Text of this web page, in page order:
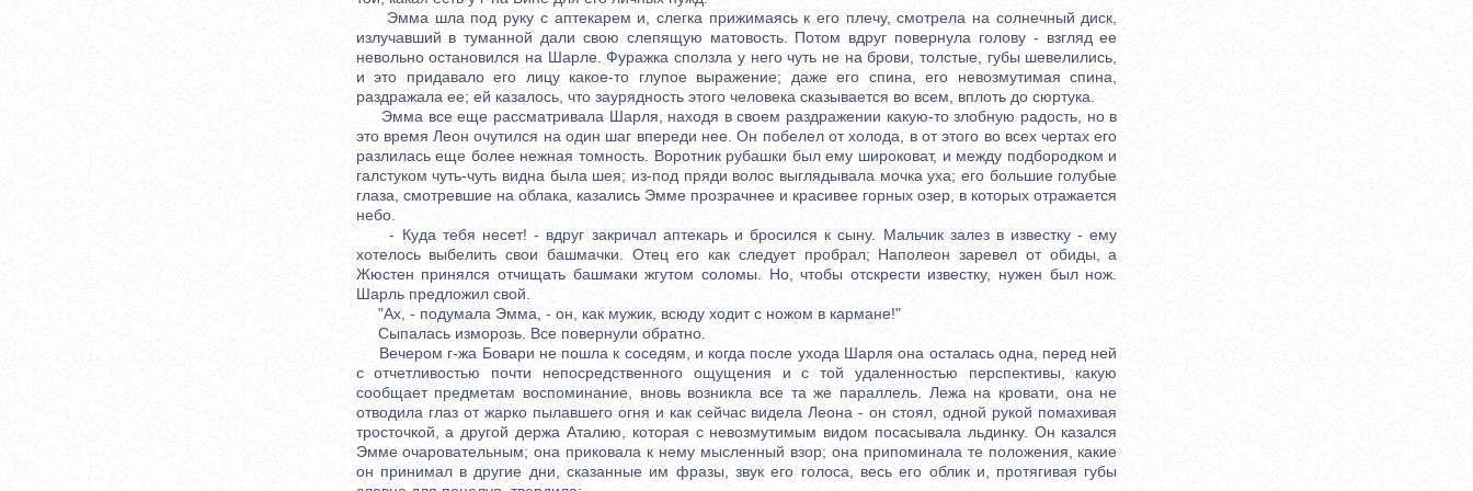
Эмма шла под руку с аптекарем и, слегка прижимаясь к его плечу, смотрела на солнечный диск,
излучавший в туманной дали свою слепящую матовость. Потом вдруг повернула голову - взгляд ее
невольно остановился на Шарле. Фуражка сползла у него чуть не на брови, толстые, губы шевелились,
и это придавало его лицу какое-то глупое выражение; даже его спина, его невозмутимая спина,
раздражала ее; ей казалось, что заурядность этого человека сказывается во всем, вплоть до сюртука.
Эмма все еще рассматривала Шарля, находя в своем раздражении какую-то злобную радость, но в
это время Леон очутился на один шаг впереди нее. Он побелел от холода, в от этого во всех чертах его
разлилась еще более нежная томность. Воротник рубашки был ему широковат, и между подбородком и
галстуком чуть-чуть видна была шея; из-под пряди волос выглядывала мочка уха; его большие голубые
глаза, смотревшие на облака, казались Эмме прозрачнее и красивее горных озер, в которых отражается
небо.
- Куда тебя несет! - вдруг закричал аптекарь и бросился к сыну. Мальчик залез в известку - ему
хотелось выбелить свои башмачки. Отец его как следует пробрал; Наполеон заревел от обиды, а
Жюстен принялся отчищать башмаки жгутом соломы. Но, чтобы отскрести известку, нужен был нож.
Шарль предложил свой.
"Ах, - подумала Эмма, - он, как мужик, всюду ходит с ножом в кармане!"
Сыпалась изморозь. Все повернули обратно.
Вечером г-жа Бовари не пошла к соседям, и когда после ухода Шарля она осталась одна, перед ней
с отчетливостью почти непосредственного ощущения и с той удаленностью перспективы, какую
сообщает предметам воспоминание, вновь возникла все та же параллель. Лежа на кровати, она не
отводила глаз от жарко пылавшего огня и как сейчас видела Леона - он стоял, одной рукой помахивая
тросточкой, а другой держа Аталию, которая с невозмутимым видом посасывала льдинку. Он казался
Эмме очаровательным; она приковала к нему мысленный взор; она припоминала те положения, какие
он принимал в другие дни, сказанные им фразы, звук его голоса, весь его облик и, протягивая губы